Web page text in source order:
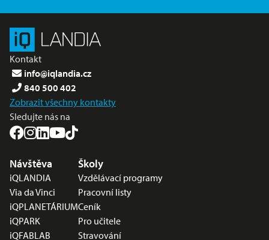
Kontakt
info@iqlandia.cz
840 500 402
Zobrazit všechny kontakty
Sledujte nás na
Nabídka v zápatí
Návštěva
iQLANDIA
Via da Vinci
iQPLANETÁRIUM
iQPARK
iQFABLAB
Školy
Vzdělávací programy
Pracovní listy
Ceník
Pro učitele
Stravování